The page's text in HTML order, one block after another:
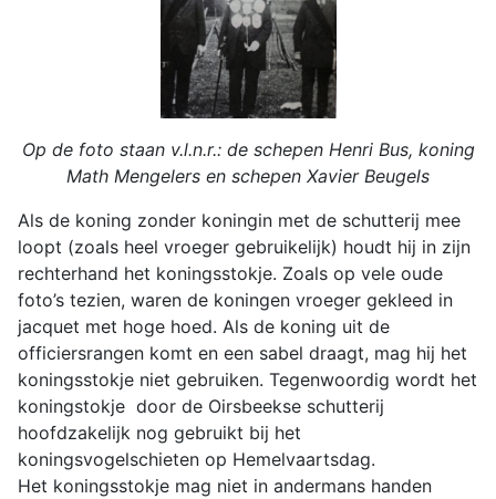
Op de foto staan v.l.n.r.: de schepen Henri Bus, koning
Math Mengelers en schepen Xavier Beugels
Als de koning zonder koningin met de schutterij mee
loopt (zoals heel vroeger gebruikelijk) houdt hij in zijn
rechterhand het koningsstokje. Zoals op vele oude
foto’s tezien, waren de koningen vroeger gekleed in
jacquet met hoge hoed. Als de koning uit de
officiersrangen komt en een sabel draagt, mag hij het
koningsstokje niet gebruiken. Tegenwoordig wordt het
koningstokje door de Oirsbeekse schutterij
hoofdzakelijk nog gebruikt bij het
koningsvogelschieten op Hemelvaartsdag.
Het koningsstokje mag niet in andermans handen